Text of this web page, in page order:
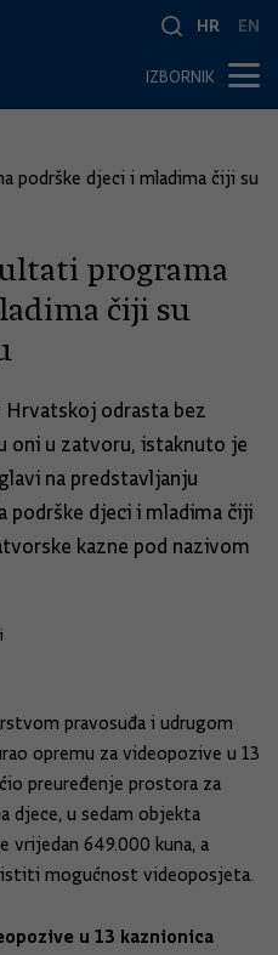
HR EN
IZBORNIK
podrške djeci i mladima čiji su
programa
čiji su
Hrvatskoj odrasta bez
oni u zatvoru, istaknuto je
na predstavljanju
podrške djeci i mladima čiji
kazne pod nazivom
pravosuđa i udrugom
opremu za videopozive u 13
preuređenje prostora za
djece, u sedam objekta
vrijedan 649.000 kuna, a
mogućnost videoposjeta.
u 13 kaznionica